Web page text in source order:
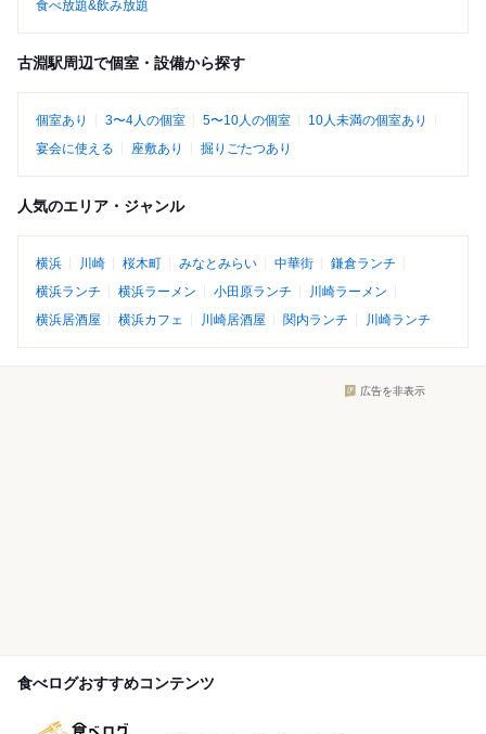
食べ放題&飲み放題
古淵駅周辺で個室・設備から探す
個室あり 3〜4人の個室 5〜10人の個室
10人未満の個室あり
宴会に使える
座敷あり 掘りごたつあり
人気のエリア・ジャンル
横浜 川崎 桜木町 みなとみらい 中華街
鎌倉ランチ
横浜ランチ
横浜ラーメン 小田原ランチ
川崎ラーメン
横浜居酒屋
横浜カフェ 川崎居酒屋 関内ランチ 川崎ランチ
広告を非表示
食べログおすすめコンテンツ